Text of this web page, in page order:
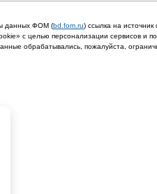
данных ФОМ (bd.fom.ru) ссылка на источник
с целью персонализации сервисов и
обрабатывались, пожалуйста,